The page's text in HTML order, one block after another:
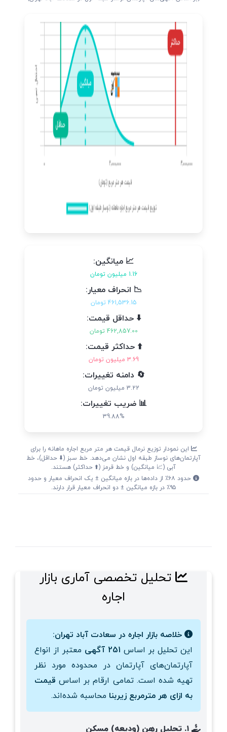
📈 میانگین:
1.16 میلیون تومان
📉 انحراف معیار:
461,536.15 تومان
⬇️ حداقل قیمت:
462,857.00 تومان
⬆️ حداکثر قیمت:
3.69 میلیون تومان
🔄 دامنه تغییرات:
3.22 میلیون تومان
📊 ضریب تغییرات:
39.88%
این نمودار توزیع نرمال قیمت هر متر مربع اجاره ماهانه را برای
آپارتمان‌های نوساز طبقه اول نشان می‌دهد. خط سبز (⬇️ حداقل)، خط
آبی (📈 میانگین) و خط قرمز (⬆️ حداکثر) هستند.
حدود ۶۸٪ از داده‌ها در بازه میانگین ± یک انحراف معیار و حدود
۹۵٪ در بازه میانگین ± دو انحراف معیار قرار دارند.
تحلیل تخصصی آماری بازار
اجاره
خلاصه بازار اجاره در سعادت آباد تهران:
این تحلیل بر اساس 251 آگهی
معتبر از انواع
آپارتمان‌های آپارتمان در محدوده مورد نظر
تهیه شده است. تمامی ارقام بر اساس قیمت
به ازای هر مترمربع زیربنا محاسبه شده‌اند.